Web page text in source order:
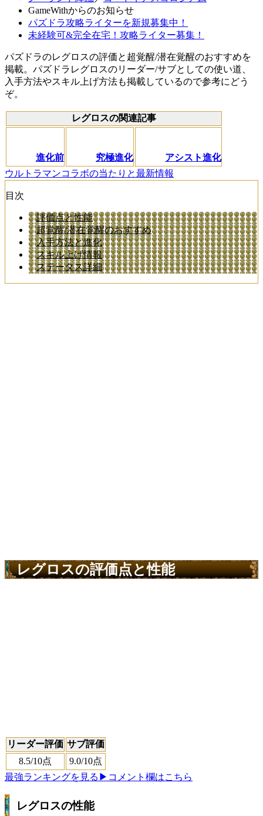
GameWithからのお知らせ
パズドラ攻略ライターを新規募集中！
未経験可&完全在宅！攻略ライター募集！
パズドラのレグロスの評価と超覚醒/潜在覚醒のおすすめを
掲載。パズドラレグロスのリーダー/サブとしての使い道、
入手方法やスキル上げ方法も掲載しているので参考にどう
ぞ。
レグロスの関連記事
進化前 究極進化
アシスト進化
ウルトラマンコラボの当たりと最新情報
目次
評価点と性能
超覚醒/潜在覚醒のおすすめ
入手方法と進化
スキル上げ情報
ステータス詳細
レグロスの評価点と性能
リーダー評価 サブ評価
8.5/10点 9.0/10点
最強ランキングを見る ▶コメント欄はこちら
レグロスの性能